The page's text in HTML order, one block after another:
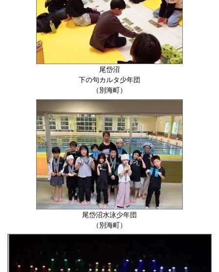
尾岱沼
下の句カルタ少年団
（別海町）
尾岱沼水泳少年団
（別海町）